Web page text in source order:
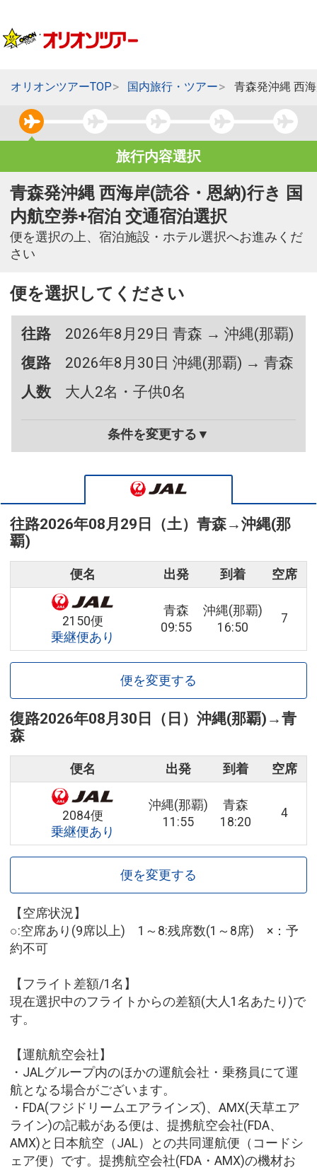
オリオンツアーTOP 国内旅行・ツアー 青森発沖縄 西
旅行内容選択
青森発沖縄 西海岸(読谷・恩納)行き 国
内航空券+宿泊 交通宿泊選択
便を選択の上、宿泊施設・ホテル選択へお進みくだ
さい
便を選択してください
往路
2026年8月29日 青森 → 沖縄(那覇)
復路
2026年8月30日 沖縄(那覇) → 青森
人数
大人2名・子供0名
条件を変更する▼
往路2026年08月29日（土） 青森→沖縄(那
覇)
便名 出発 到着 空席
2150便
乗継便あり
青森
09:55
沖縄(那覇)
16:50
7
便を変更する
復路2026年08月30日（日） 沖縄(那覇) →青
森
便名 出発 到着 空席
2084便
乗継便あり
沖縄(那覇)
11:55
青森
18:20
4
便を変更する
【空席状況】
○:空席あり(9席以上) 1～8:残席数(1～8席) ×：予
約不可
【フライト差額/1名】
現在選択中のフライトからの差額(大人1名あたり)で
す。
【運航航空会社】
・JALグループ内のほかの運航会社・乗務員にて運
航となる場合がございます。
・FDA(フジドリームエアラインズ)、AMX(天草エア
ライン)の記載がある便は、提携航空会社(FDA、
AMX)と日本航空（JAL）との共同運航便（コードシ
ェア便）です。提携航空会社(FDA・AMX)の機材お